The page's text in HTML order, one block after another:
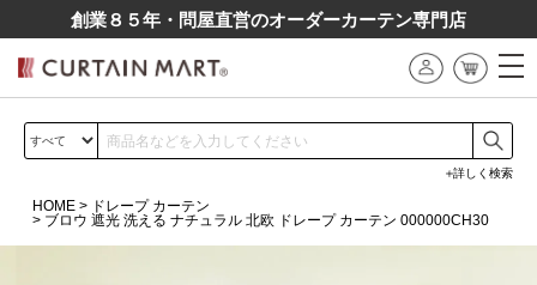
創業８５年・問屋直営のオーダーカーテン専⾨店
詳しく検索
HOME
ドレープ カーテン
ブロウ 遮光 洗える ナチュラル 北欧 ドレープ カーテン 000000CH30